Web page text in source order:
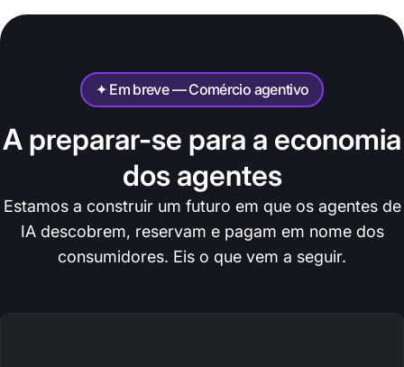
✦ Em breve — Comércio agentivo
A preparar-se para a economia
dos agentes
Estamos a construir um futuro em que os agentes de
IA descobrem, reservam e pagam em nome dos
consumidores. Eis o que vem a seguir.